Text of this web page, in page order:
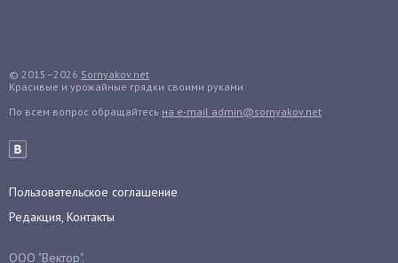
Грядки
Гуава
Декабрист
Дельфиниум
© 2015–2026 Sornyakov.net
Красивые и урожайные грядки своими руками
По всем вопрос обращайтесь на e-mail admin@sornyakov.net
Пользовательское соглашение
Редакция, Контакты
ООО "Вектор".